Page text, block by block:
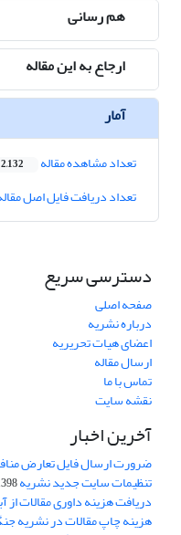
هم رسانی
ارجاع به این مقاله
آمار
تعداد مشاهده مقاله 2,132
تعداد دریافت فایل اصل
دسترسی سریع
صفحه اصلی
درباره نشریه
اعضای هیات تحریریه
ارسال مقاله
تماس با ما
نقشه سایت
آخرین اخبار
ضرورت ارسال فایل تعارض
تنظیمات سایت جدید نشریه09-26
دریافت هزینه داوری مقالات از آبان
هزینه چاپ مقالات در نشریه